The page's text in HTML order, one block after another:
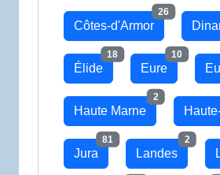
Côtes-d'Armor
26
Élide
18
Eure
10
Haute Marne
2
Jura
81
Landes
2